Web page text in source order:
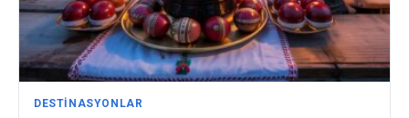
DESTINASYONLAR